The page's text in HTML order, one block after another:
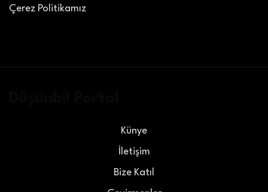
Çerez Politikamız
Künye
İletişim
Bize Katıl